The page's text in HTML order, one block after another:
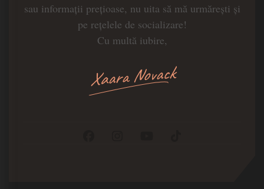
sau informații prețioase, nu uita să mă urmărești și
pe rețelele de socializare!
Cu multă iubire,
Xaara Novack